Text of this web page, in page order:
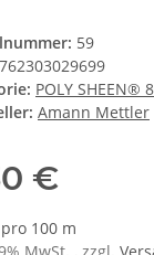
59
762303029699
POLY SHEEN®
Amann Mettler
€
100 m